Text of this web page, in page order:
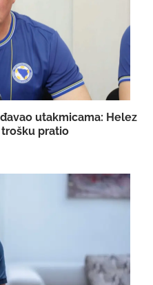
utakmicama: Helez
pratio